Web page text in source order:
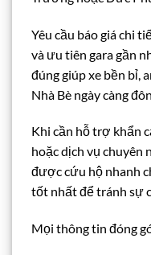
Yêu cầu báo giá chi
và ưu tiên gara gần
đúng giúp xe bền bỉ,
Nhà Bè ngày càng
Khi cần hỗ trợ khẩn
hoặc dịch vụ chuyên
được cứu hộ nhanh
tốt nhất để tránh sự
Mọi thông tin đóng